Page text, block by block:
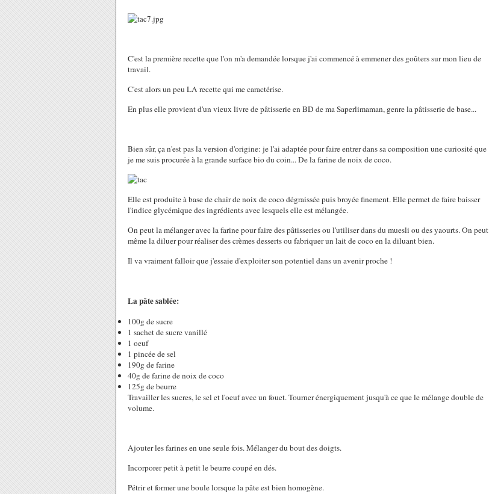
C'est la première recette que l'on m'a demandée lorsque j'ai commencé à emmener des goûters sur mon lieu de
travail.
C'est alors un peu LA recette qui me caractérise.
En plus elle provient d'un vieux livre de pâtisserie en BD de ma Saperlimaman, genre la pâtisserie de base...
Bien sûr, ça n'est pas la version d'origine: je l'ai adaptée pour faire entrer dans sa composition une curiosité que
je me suis procurée à la grande surface bio du coin... De la farine de noix de coco.
Elle est produite à base de chair de noix de coco dégraissée puis broyée finement. Elle permet de faire baisser
l'indice glycémique des ingrédients avec lesquels elle est mélangée.
On peut la mélanger avec la farine pour faire des pâtisseries ou l'utiliser dans du muesli ou des yaourts. On peut
même la diluer pour réaliser des crèmes desserts ou fabriquer un lait de coco en la diluant bien.
Il va vraiment falloir que j'essaie d'exploiter son potentiel dans un avenir proche !
La pâte sablée:
100g de sucre
1 sachet de sucre vanillé
1 oeuf
1 pincée de sel
190g de farine
40g de farine de noix de coco
125g de beurre
Travailler les sucres, le sel et l'oeuf avec un fouet. Tourner énergiquement jusqu'à ce que le mélange double de
volume.
Ajouter les farines en une seule fois. Mélanger du bout des doigts.
Incorporer petit à petit le beurre coupé en dés.
Pétrir et former une boule lorsque la pâte est bien homogène.